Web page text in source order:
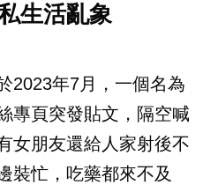
生活亂象
2023年7月，一個名為
專頁突發貼文，隔空喊
女朋友還給人家射後不
裝忙，吃藥都來不及